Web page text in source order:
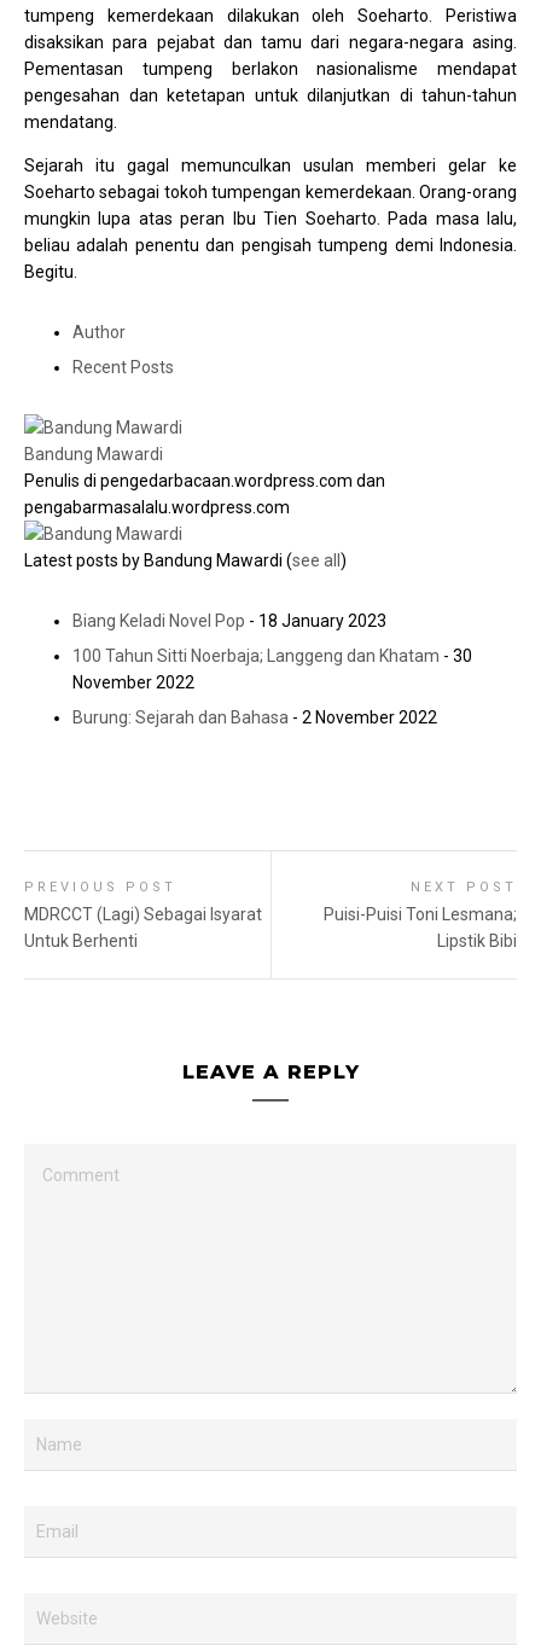
tumpeng kemerdekaan dilakukan oleh Soeharto. Peristiwa
disaksikan para pejabat dan tamu dari negara-negara asing.
Pementasan tumpeng berlakon nasionalisme mendapat
pengesahan dan ketetapan untuk dilanjutkan di tahun-tahun
mendatang.
Sejarah itu gagal memunculkan usulan memberi gelar ke
Soeharto sebagai tokoh tumpengan kemerdekaan. Orang-orang
mungkin lupa atas peran Ibu Tien Soeharto. Pada masa lalu,
beliau adalah penentu dan pengisah tumpeng demi Indonesia.
Begitu.
Author
Recent Posts
Bandung Mawardi
Penulis di pengedarbacaan.wordpress.com dan
pengabarmasalalu.wordpress.com
Latest posts by Bandung Mawardi (see all )
Biang Keladi Novel Pop - 18 January 2023
100 Tahun Sitti Noerbaja; Langgeng dan Khatam - 30
November 2022
Burung: Sejarah dan Bahasa - 2 November 2022
PREVIOUS POST
MDRCCT (Lagi) Sebagai Isyarat
Untuk Berhenti
NEXT POST
Puisi-Puisi Toni Lesmana;
Lipstik Bibi
LEAVE A REPLY